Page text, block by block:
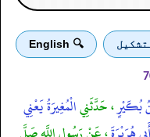
🔍 English
بُكَيْرٍ، حَدَّثَنِيالْمُغِيرَةُ يَعْنِي